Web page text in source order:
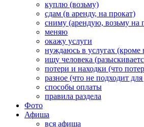
куплю (возьму)
сдам (в аренду, на прокат)
сниму (арендую, возьму на
меняю
окажу услуги
нуждаюсь в услугах (кроме
ищу человека
потери и находки (что
разное (что не подходит
способы оплаты
правила раздела
Фото
Афиша
вся афиша